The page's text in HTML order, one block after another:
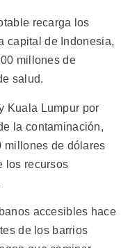
recarga los
capital de Indonesia,
millones de
salud.
Kuala Lumpur por
la contaminación,
millones de dólares
los recursos
accesibles hace
de los barrios